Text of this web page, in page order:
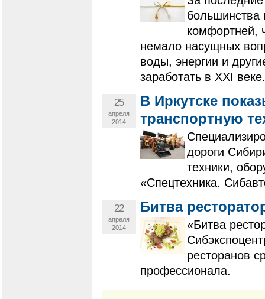
большинства
комфортней,
немало насущных
воды, энергии и
заработать в XXI веке.
25
апреля
2014
В Иркутске
транспортную
дороги
техники,
«Спецтехника.
22
апреля
2014
Битва
«Битва
ресторанов
профессионала.